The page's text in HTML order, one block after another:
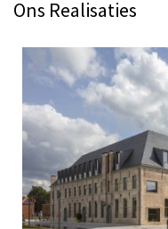
Ons Realisaties